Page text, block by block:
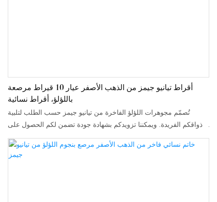
أقراط تيانيو جيمز من الذهب الأصفر عيار 10 قيراط مرصعة
باللؤلؤ، أقراط نسائية
تُصمّم مجوهرات اللؤلؤ الفاخرة من تيانيو جيمز حسب الطلب لتلبية
أذواقكم الفريدة. ويمكننا تزويدكم بشهادة جودة تضمن لكم الحصول على
لآلئ أصلية عالية الجودة تدوم لسنوات طويلة.